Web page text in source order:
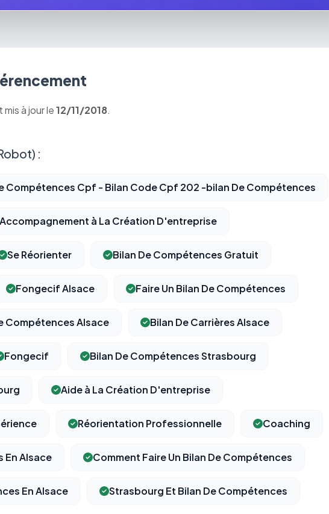
mis à jour le12/11/2018.
:
Compétences Cpf - Bilan Code Cpf 202 -bilan De Compétences
Accompagnement à La Création D'entreprise
Se Réorienter Bilan De Compétences Gratuit
Fongecif Alsace Faire Un Bilan De Compétences
Compétences Alsace Bilan De Carrières Alsace
Fongecif Bilan De Compétences Strasbourg
Aide à La Création D'entreprise
Réorientation Professionnelle Coaching
En Alsace Comment Faire Un Bilan De Compétences
En Alsace Strasbourg Et Bilan De Compétences
essentiels TOUJOURS ACTIF
analytiques
durée de visite) pour l'améliorer. Données
via Google Analytics.